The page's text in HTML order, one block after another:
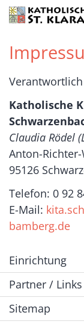
Zum Inhalt
Verantwortlich
Katholische
Claudia Rödel
Anton-Richter-
95126
Telefon: 0 92
E-Mail:
bamberg.de
Einrichtung
Partner / Links
Sitemap